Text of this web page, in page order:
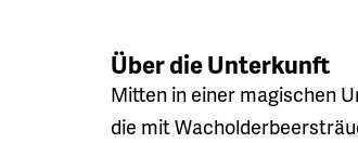
Über die Unterkunft
Mitten in einer magischen
die mit